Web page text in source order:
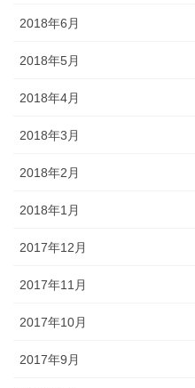
2018年6月
2018年5月
2018年4月
2018年3月
2018年2月
2018年1月
2017年12月
2017年11月
2017年10月
2017年9月